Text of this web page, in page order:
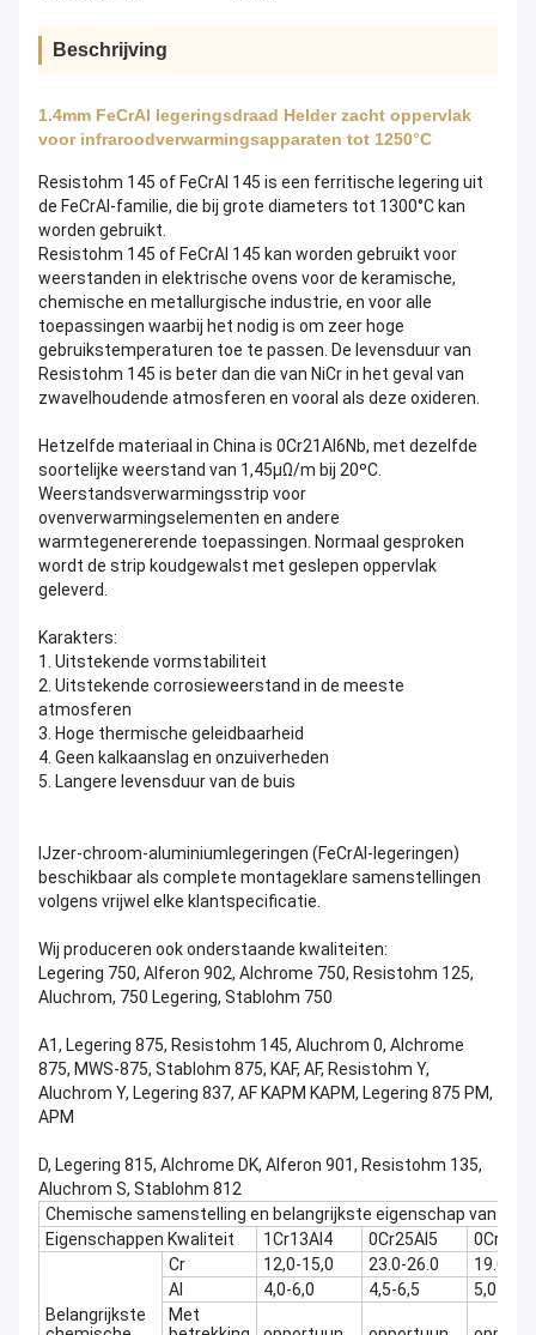
Beschrijving
1.4mm FeCrAl legeringsdraad Helder zacht oppervlak
voor infraroodverwarmingsapparaten tot 1250°C
Resistohm 145 of FeCrAl 145 is een ferritische legering uit
de FeCrAl-familie, die bij grote diameters tot 1300°C kan
worden gebruikt.
Resistohm 145 of FeCrAl 145 kan worden gebruikt voor
weerstanden in elektrische ovens voor de keramische,
chemische en metallurgische industrie, en voor alle
toepassingen waarbij het nodig is om zeer hoge
gebruikstemperaturen toe te passen. De levensduur van
Resistohm 145 is beter dan die van NiCr in het geval van
zwavelhoudende atmosferen en vooral als deze oxideren.
Hetzelfde materiaal in China is 0Cr21Al6Nb, met dezelfde
soortelijke weerstand van 1,45μΩ/m bij 20ºC.
Weerstandsverwarmingsstrip voor
ovenverwarmingselementen en andere
warmtegenererende toepassingen. Normaal gesproken
wordt de strip koudgewalst met geslepen oppervlak
geleverd.
Karakters:
1. Uitstekende vormstabiliteit
2. Uitstekende corrosieweerstand in de meeste
atmosferen
3. Hoge thermische geleidbaarheid
4. Geen kalkaanslag en onzuiverheden
5. Langere levensduur van de buis
IJzer-chroom-aluminiumlegeringen (FeCrAl-legeringen)
beschikbaar als complete montageklare samenstellingen
volgens vrijwel elke klantspecificatie.
Wij produceren ook onderstaande kwaliteiten:
Legering 750, Alferon 902, Alchrome 750, Resistohm 125,
Aluchrom, 750 Legering, Stablohm 750
A1, Legering 875, Resistohm 145, Aluchrom 0, Alchrome
875, MWS-875, Stablohm 875, KAF, AF, Resistohm Y,
Aluchrom Y, Legering 837, AF KAPM KAPM, Legering 875 PM,
APM
D, Legering 815, Alchrome DK, Alferon 901, Resistohm 135,
Aluchrom S, Stablohm 812
Chemische samenstelling en belangrijkste eigenschap van Fe-
Eigenschappen Kwaliteit
1Cr13Al4 0Cr25Al5
Belangrijkste
Cr 12,0-15,0 23.0-26.0
19.0-
Al
4,0-6,0 4,5-6,5
5,0-7,0
Met